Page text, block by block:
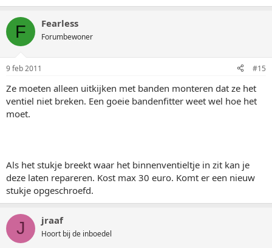
F Fearless
Forumbewoner
9 feb 2011 #15
Ze moeten alleen uitkijken met banden monteren dat ze het
ventiel niet breken. Een goeie bandenfitter weet wel hoe het
moet.
Als het stukje breekt waar het binnenventieltje in zit kan je
deze laten repareren. Kost max 30 euro. Komt er een nieuw
stukje opgeschroefd.
J jraaf
Hoort bij de inboedel